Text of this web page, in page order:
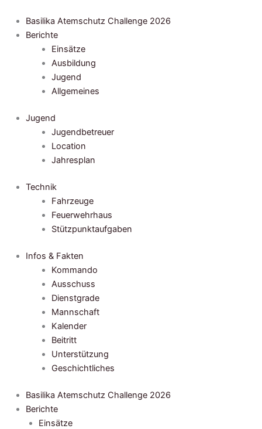
Inhalt
springen
Basilika Atemschutz Challenge 2026
Berichte
Einsätze
Ausbildung
Jugend
Allgemeines
Jugend
Jugendbetreuer
Location
Jahresplan
Technik
Fahrzeuge
Feuerwehrhaus
Stützpunktaufgaben
Infos & Fakten
Kommando
Ausschuss
Dienstgrade
Mannschaft
Kalender
Beitritt
Unterstützung
Geschichtliches
Basilika Atemschutz Challenge 2026
Berichte
Einsätze